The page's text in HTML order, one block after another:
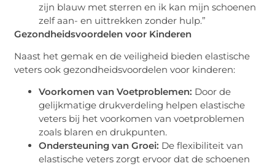
zijn blauw met sterren en ik kan mijn schoenen
zelf aan- en uittrekken zonder hulp.”
Gezondheidsvoordelen voor Kinderen
Naast het gemak en de veiligheid bieden elastische
veters ook gezondheidsvoordelen voor kinderen:
Voorkomen van Voetproblemen: Door de
gelijkmatige drukverdeling helpen elastische
veters bij het voorkomen van voetproblemen
zoals blaren en drukpunten.
Ondersteuning van Groei: De flexibiliteit van
elastische veters zorgt ervoor dat de schoenen